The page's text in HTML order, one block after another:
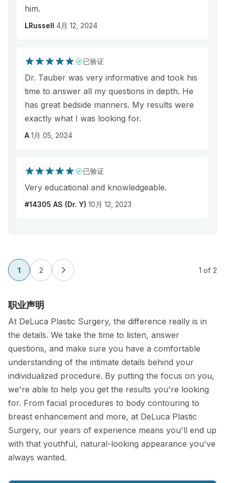
him.
LRussell 4月 12, 2024
已验证
Dr. Tauber was very informative and took his
time to answer all my questions in depth. He
has great bedside manners. My results were
exactly what I was looking for.
A 1月 05, 2024
已验证
Very educational and knowledgeable.
#14305 AS (Dr. Y) 10月 12, 2023
1 2 1 of 2
职业声明
At DeLuca Plastic Surgery, the difference really is in
the details. We take the time to listen, answer
questions, and make sure you have a comfortable
understanding of the intimate details behind your
individualized procedure. By putting the focus on you,
we're able to help you get the results you're looking
for. From facial procedures to body contouring to
breast enhancement and more, at DeLuca Plastic
Surgery, our years of experience means you'll end up
with that youthful, natural-looking appearance you've
always wanted.